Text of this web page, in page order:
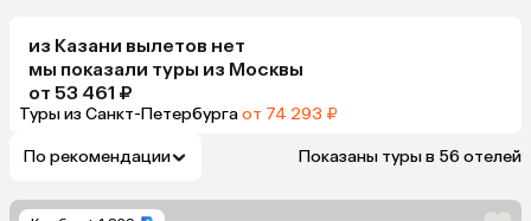
из Казани вылетов нет
мы показали туры из Москвы
от 53 461 ₽
Туры из Санкт-Петербургаот 74 293 ₽
По рекомендации Показаны туры в 56 отелей